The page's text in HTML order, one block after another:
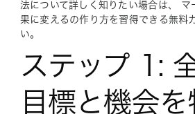
法について詳しく知りたい場合は、 マ
果に変える の作り方を習得できる無料
い。
ステップ 1:
目標と機会